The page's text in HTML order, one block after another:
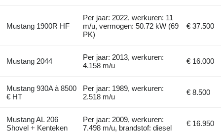
Mustang 1900R HF
Per jaar: 2022, werkuren: 11
m/u, vermogen: 50.72 kW (69
PK)
€ 37.500
Mustang 2044
Per jaar: 2013, werkuren:
4.158 m/u
€ 16.000
Mustang 930A à 8500
€ HT
Per jaar: 1989, werkuren:
2.518 m/u
€ 8.500
Mustang AL 206
Shovel + Kenteken
Per jaar: 2009, werkuren:
7.498 m/u, brandstof: diesel
€ 16.950